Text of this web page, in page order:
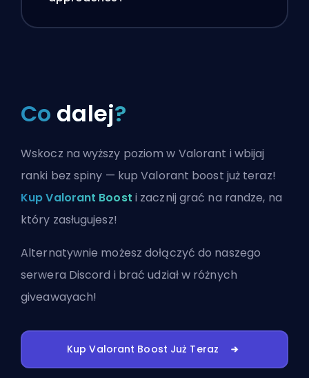
Co dalej?
Wskocz na wyższy poziom w Valorant i wbijaj
ranki bez spiny — kup Valorant boost już teraz!
Kup Valorant Boost i zacznij grać na randze, na
który zasługujesz!
Alternatywnie możeszdołączyć do naszego
serwera Discord i brać udział w różnych
giveawayach!
Kup Valorant Boost Już Teraz